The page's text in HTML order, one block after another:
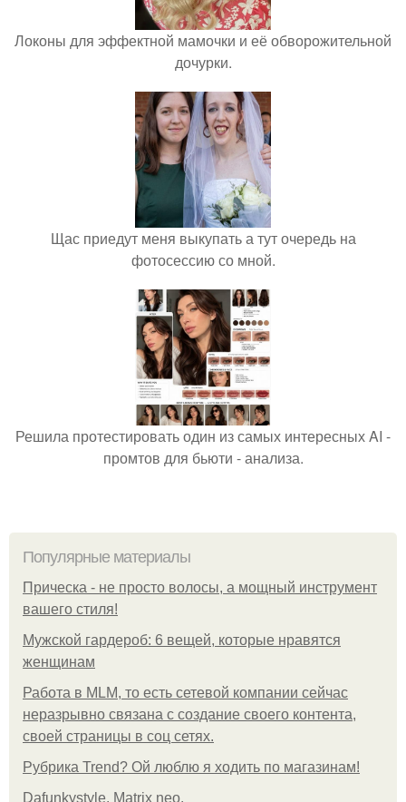
Локоны для эффектной мамочки и её обворожительной
дочурки.
Щас приедут меня выкупать а тут очередь на
фотосессию со мной.
Решила протестировать один из самых интересных AI -
промтов для бьюти - анализа.
Популярные материалы
Прическа - не просто волосы, а мощный инструмент
вашего стиля!
Мужской гардероб: 6 вещей, которые нравятся
женщинам
Работа в MLM, то есть сетевой компании сейчас
неразрывно связана с создание своего контента,
своей страницы в соц сетях.
Рубрика Trend? Ой люблю я ходить по магазинам!
Dafunkystyle. Matrix neo.